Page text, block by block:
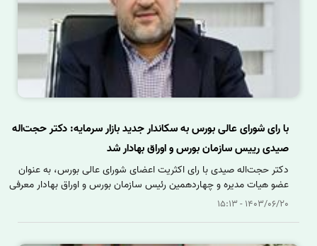
با رای شورای عالی بورس به سکاندار جدید بازار سرمایه: دکتر حجت‌اله
صیدی رییس سازمان بورس و اوراق بهادار شد
1403/06/20 - 15:13
دکتر حجت‌اله صیدی با رای اکثریت اعضای شورای عالی بورس، به عنوان
عضو هیات مدیره و چهاردهمین رئیس سازمان بورس و اوراق بهادار معرفی
شد.